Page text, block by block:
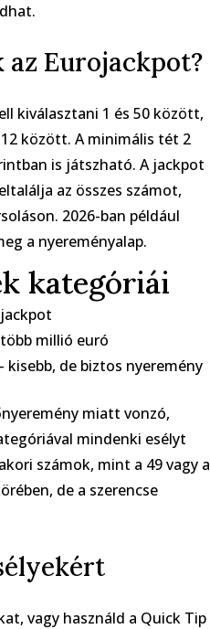
Eurojackpot?
kiválasztani 1 és 50 között,
között. A minimális tét 2
is játszható. A jackpot
az összes számot,
2026-ban például
a nyereményalap.
kategóriái
millió euró
kisebb, de biztos nyeremény
miatt vonzó,
mindenki esélyt
számok, mint a 49 vagy a
de a szerencse
vagy használd a Quick Tip